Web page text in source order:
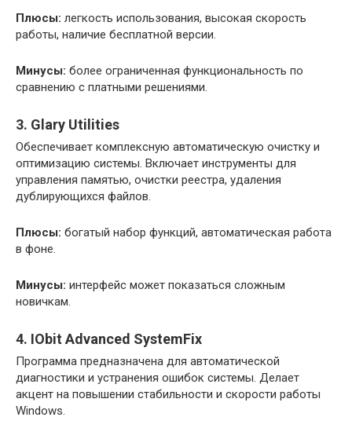
Плюсы: легкость использования, высокая скорость
работы, наличие бесплатной версии.
Минусы: более ограниченная функциональность по
сравнению с платными решениями.
3. Glary Utilities
Обеспечивает комплексную автоматическую очистку и
оптимизацию системы. Включает инструменты для
управления памятью, очистки реестра, удаления
дублирующихся файлов.
Плюсы: богатый набор функций, автоматическая работа
в фоне.
Минусы: интерфейс может показаться сложным
новичкам.
4. IObit Advanced SystemFix
Программа предназначена для автоматической
диагностики и устранения ошибок системы. Делает
акцент на повышении стабильности и скорости работы
Windows.